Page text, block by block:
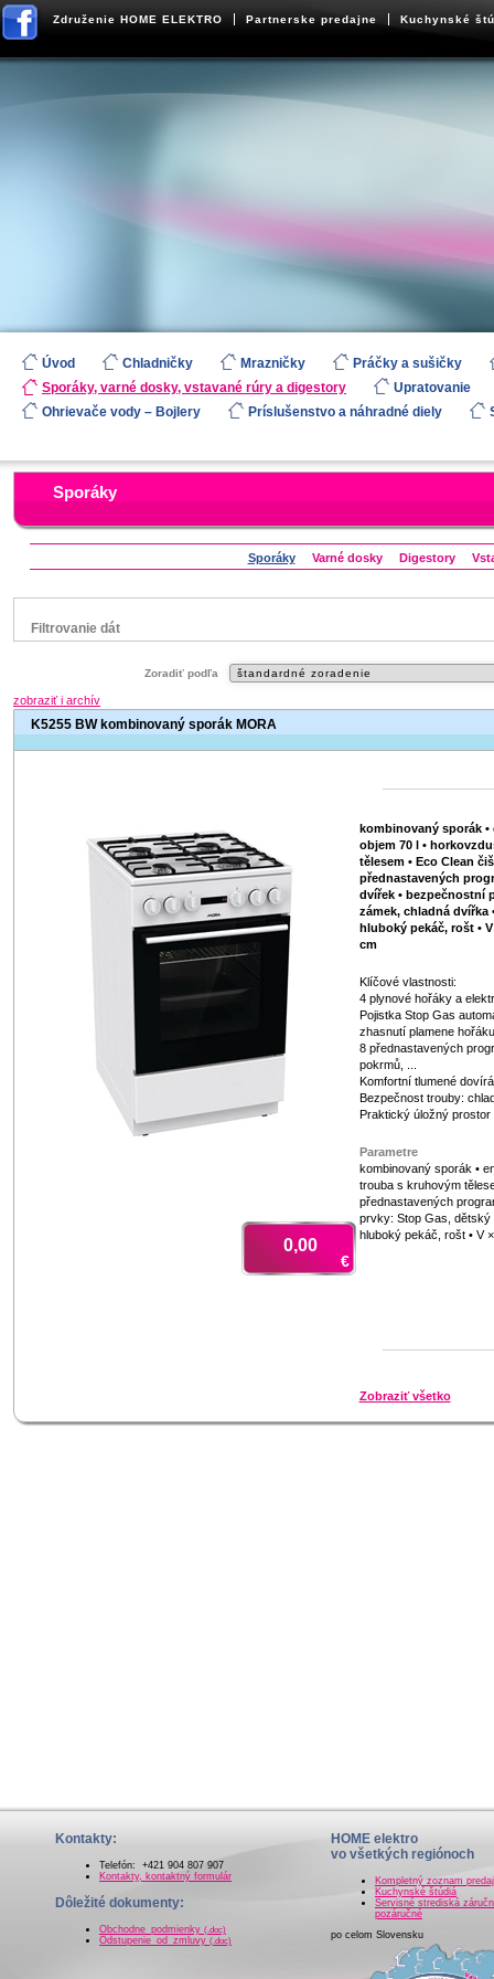
Združenie HOME ELEKTRO Partnerske predajne Kuchynské
Úvod Chladničky Mrazničky
Práčky a sušičky
Sporáky, varné dosky, vstavané rúry a digestory
Upratovanie
Ohrievače vody – Bojlery
Príslušenstvo a náhradné diely
Sporáky
Sporáky ​Varné dosky Digestory
Filtrovanie dát
Zanussi
Status
Zoradiť podľa
zobraziť i archív
K5255 BW kombinovaný sporák MORA
kombinovaný sporák •
objem 70 l •
tělesem • Eco Clean
přednastavených
dvířek • bezpečnostní
zámek, chladná dvířka
hluboký pekáč, rošt • V
cm
Klíčové vlastnosti:
4 plynové hořáky a
Pojistka Stop Gas
zhasnutí plamene hořáku
8 přednastavených
pokrmů, ...
Komfortní tlumené
Bezpečnost trouby:
Praktický úložný
Parametre
kombinovaný sporák •
trouba s kruhovým
přednastavených
prvky: Stop Gas, dětský
hluboký pekáč, rošt • V
0,00
€
Zobraziť všetko
Kontakty:
Telefón: +421 904 807 907
Kontakty, kontaktný formulár
Dôležité dokumenty:
Obchodne_podmienky (.doc)
Odstupenie_od_zmluvy (.doc)
HOME elektro
vo všetkých regiónoch
Kompletný zoznam
Kuchynské štúdiá
Servisné strediská
pozáručné
po celom Slovensku